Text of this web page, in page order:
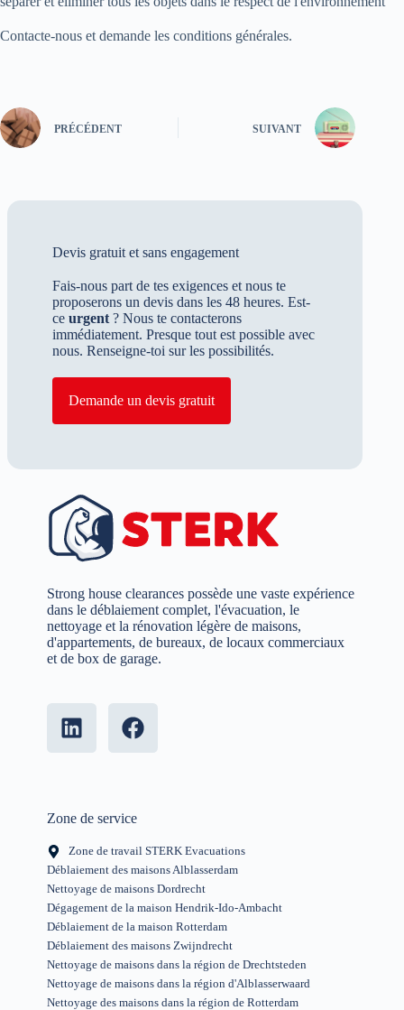
Contacte-nous et demande les conditions générales.
PRÉCÉDENT SUIVANT
Devis gratuit et sans engagement
Fais-nous part de tes exigences et nous te
proposerons un devis dans les 48 heures. Est-
ce urgent ? Nous te contacterons
immédiatement. Presque tout est possible avec
nous. Renseigne-toi sur les possibilités.
Demande un devis gratuit
Strong house clearances possède une vaste expérience
dans le déblaiement complet, l'évacuation, le
nettoyage et la rénovation légère de maisons,
d'appartements, de bureaux, de locaux commerciaux
et de box de garage.
Zone de service
Zone de travail STERK Evacuations
Déblaiement des maisons Alblasserdam
Nettoyage de maisons Dordrecht
Dégagement de la maison Hendrik-Ido-Ambacht
Déblaiement de la maison Rotterdam
Déblaiement des maisons Zwijndrecht
Nettoyage de maisons dans la région de Drechtsteden
Nettoyage de maisons dans la région d'Alblasserwaard
Nettoyage des maisons dans la région de Rotterdam